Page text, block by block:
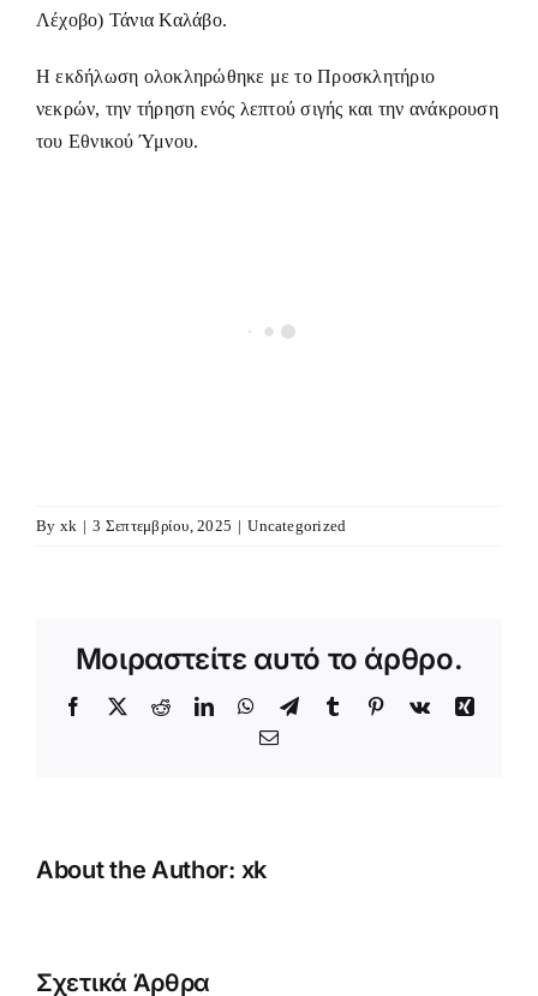
Λέχοβο) Τάνια Καλάβο.
Η εκδήλωση ολοκληρώθηκε με το Προσκλητήριο
νεκρών, την τήρηση ενός λεπτού σιγής και την ανάκρουση
του Εθνικού Ύμνου.
By xk | 3 Σεπτεμβρίου, 2025 | Uncategorized
Μοιραστείτε αυτό το άρθρο.
Facebook
X RedditLinkedInWhatsApp
TelegramTumblr Pinterest
Vk
Xing
Email
About the Author: xk
Σχετικά Άρθρα
Αρχιερατική